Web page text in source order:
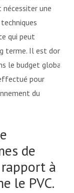
une
qui peut
Il est donc
le budget global
pour
du
de
à
le PVC.